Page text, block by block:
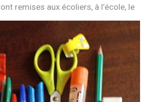
remises aux écoliers, à l’école, le